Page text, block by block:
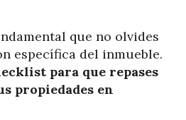
que no olvides
específica del inmueble.
para que repases
propiedades en